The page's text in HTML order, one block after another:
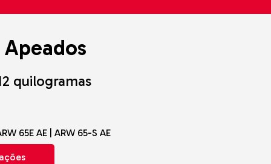
quilogramas
65E AE | ARW 65-S AE